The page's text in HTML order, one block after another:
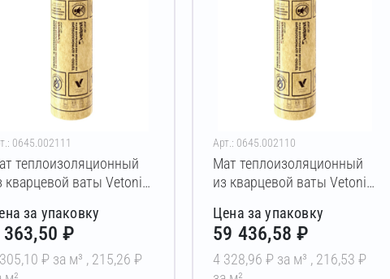
0645.002111
теплоизоляционный
кварцевой ваты Vetonit
за упаковку
363,50 ₽
₽ за м³ , 215,26 ₽
Арт.: 0645.002110
Мат теплоизоляционный
из кварцевой ваты Vetonit
мм
Цена за упаковку
59 436,58 ₽
4 328,96 ₽ за м³ , 216,53 ₽